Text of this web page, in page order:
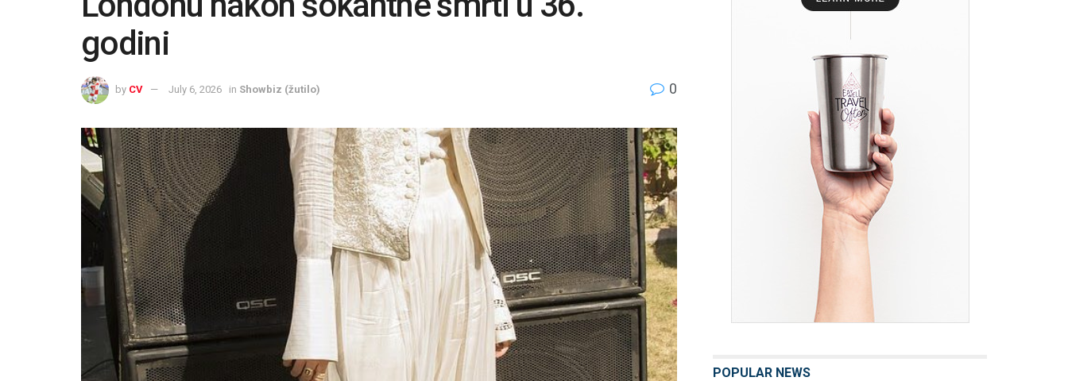
godini
by CV July 6, 2026 in Showbiz (žutilo) 0
POPULAR NEWS